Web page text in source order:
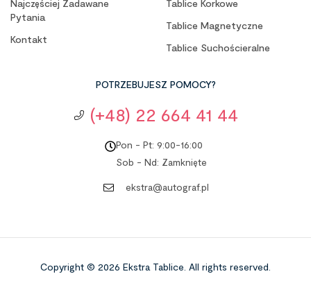
Najczęściej Zadawane
Pytania
Kontakt
Tablice Korkowe
Tablice Magnetyczne
Tablice Suchościeralne
POTRZEBUJESZ POMOCY?
(+48) 22 664 41 44
Pon - Pt: 9:00-16:00
Sob - Nd: Zamknięte
ekstra@autograf.pl
Copyright © 2026 Ekstra Tablice. All rights reserved.